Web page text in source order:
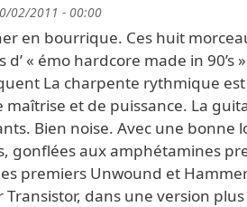
02/2011 - 00:00
en bourrique. Ces huit
« émo hardcore made in 90’s
La charpente rythmique est
et de puissance. La
Bien noise. Avec une bonne
gonflées aux amphétamines
premiers Unwound et
dans une version